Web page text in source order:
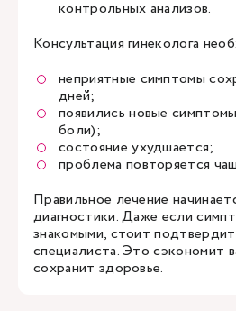
контрольных анализов.
Консультация гинеколога
неприятные симптомы
дней;
появились новые
боли);
состояние ухудшается;
проблема повторяется
Правильное лечение
диагностики. Даже если
знакомыми, стоит
специалиста. Это сэкономит
сохранит здоровье.